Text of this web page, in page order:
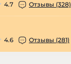
4.7 Отзывы (328)
4.6 Отзывы (281)